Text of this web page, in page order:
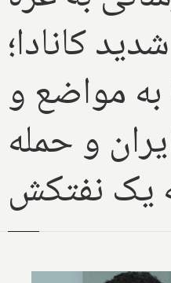
کانادا؛
به مواضع و
و حمله
یک نفتکش